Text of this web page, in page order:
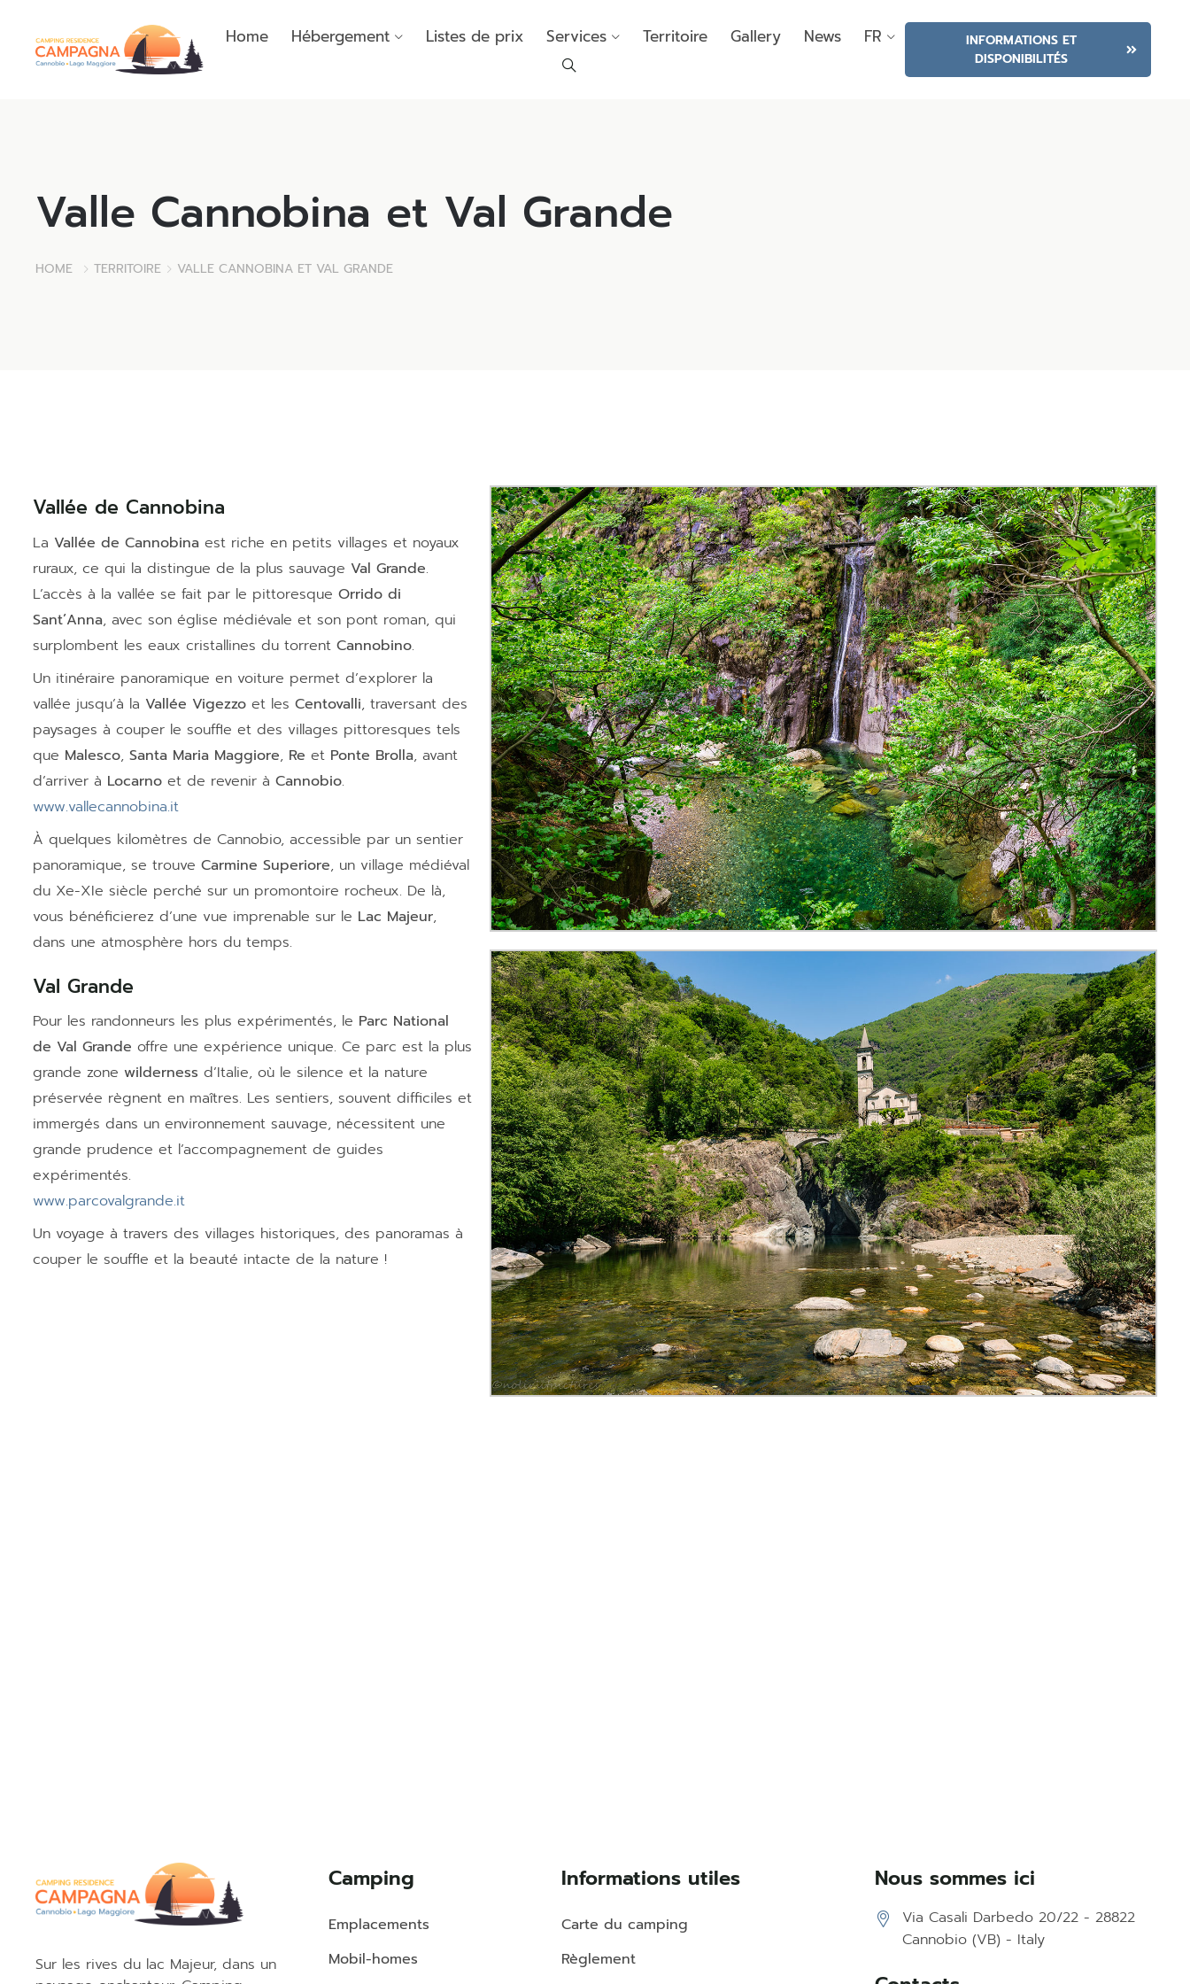
Home Hébergement Listes de prix Services Territoire Gallery News FR
INFORMATIONS ET
DISPONIBILITÉS
Valle Cannobina et Val Grande
HOME TERRITOIRE VALLE CANNOBINA ET VAL GRANDE
Vallée de Cannobina
La Vallée de Cannobina est riche en petits villages et noyaux
ruraux, ce qui la distingue de la plus sauvage Val Grande.
L’accès à la vallée se fait par le pittoresque Orrido di
Sant’Anna, avec son église médiévale et son pont roman, qui
surplombent les eaux cristallines du torrent Cannobino.
Un itinéraire panoramique en voiture permet d’explorer la
vallée jusqu’à la Vallée Vigezzo et les Centovalli, traversant des
paysages à couper le souffle et des villages pittoresques tels
que Malesco, Santa Maria Maggiore, Re et Ponte Brolla, avant
d’arriver à Locarno et de revenir à Cannobio.
www.vallecannobina.it
À quelques kilomètres de Cannobio, accessible par un sentier
panoramique, se trouve Carmine Superiore, un village médiéval
du Xe-XIe siècle perché sur un promontoire rocheux. De là,
vous bénéficierez d’une vue imprenable sur le Lac Majeur,
dans une atmosphère hors du temps.
Val Grande
Pour les randonneurs les plus expérimentés, le Parc National
de Val Grande offre une expérience unique. Ce parc est la plus
grande zone wilderness d’Italie, où le silence et la nature
préservée règnent en maîtres. Les sentiers, souvent difficiles et
immergés dans un environnement sauvage, nécessitent une
grande prudence et l’accompagnement de guides
expérimentés.
www.parcovalgrande.it
Un voyage à travers des villages historiques, des panoramas à
couper le souffle et la beauté intacte de la nature !
Sur les rives du lac Majeur, dans un
Camping
Emplacements
Mobil-homes
Informations utiles
Carte du camping
Règlement
Nous sommes ici
Via Casali Darbedo 20/22 - 28822
Cannobio (VB) - Italy